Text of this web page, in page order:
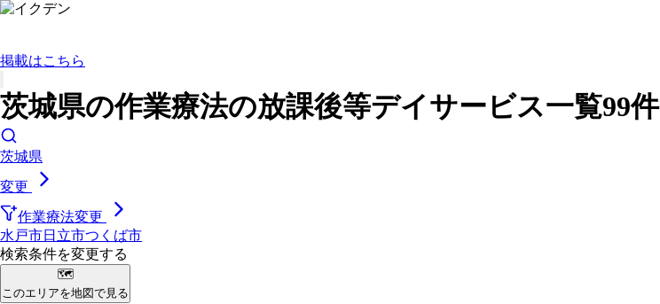
掲載はこちら
茨城県の作業療法の放課後等デイサービス一覧99件
茨城県
変更
作業療法変更
水戸市日立市つくば市
検索条件を変更する
🗺
このエリアを地図で見る